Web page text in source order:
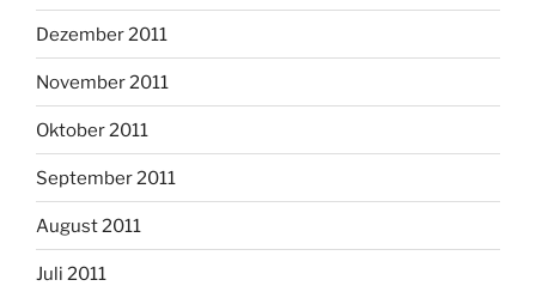
Dezember 2011
November 2011
Oktober 2011
September 2011
August 2011
Juli 2011